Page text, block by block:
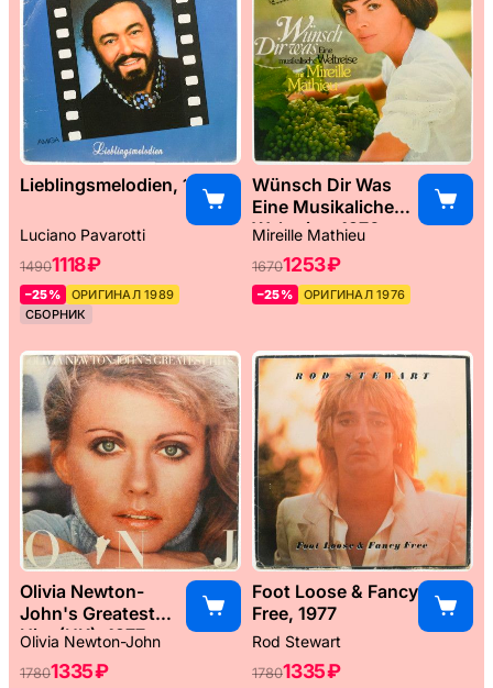
Lieblingsmelodien, 1989
Luciano Pavarotti
14901118 ₽
–25%
ОРИГИНАЛ 1989
СБОРНИК
Wünsch Dir Was
Eine Musikaliche
Weltreise, 1976
Mireille Mathieu
16701253 ₽
–25% ОРИГИНАЛ 1976
Olivia Newton-
John's Greatest
Hits (UK), 1977
Olivia Newton-John
17801335 ₽
Foot Loose & Fancy
Free, 1977
Rod Stewart
17801335 ₽